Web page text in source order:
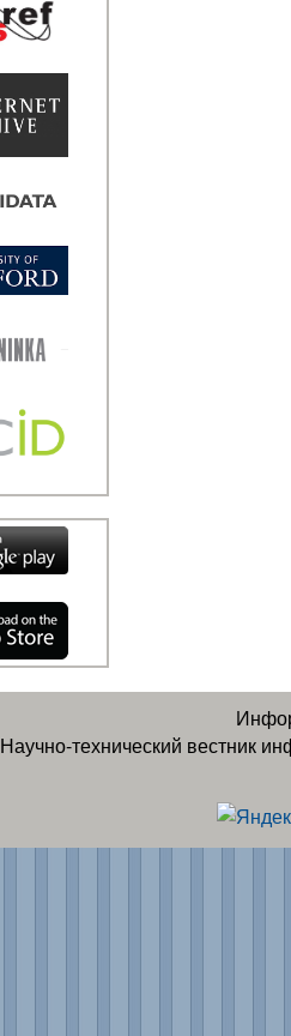
Научно-технический вестник